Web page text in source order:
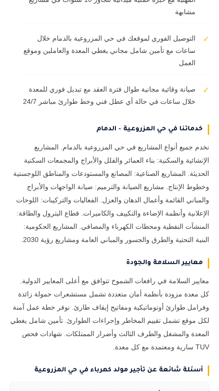
مشابهة
✓
التوصيل الفوري لموقعك في حي المزروعية بالدمام خلال
ساعات مع تأمين شامل مجاني يغطي المعدة والعاملين وموقع
العمل
✓
صيانة وقائية مجانية طوال فترة العقد مع تبديل فوري للمعدة
خلال ساعات في حالة أي عطل فني وخط طوارئ مباشر 24/7
خدماتنا في حي المزروعية - الدمام
نخدم جميع أنواع المشاريع في حي المزروعية بالدمام. المشاريع
الإنشائية والسكنية: بناء العمائر والفلل والأبراج والمجمعات السكنية
الحديثة. المشاريع الصناعية: المصانع والمستودعات والمناطق اللوجستية
وخطوط الإنتاج. مشاريع الصيانة والترميم: صيانة الواجهات والأبراج
والمباني القائمة وأعمال الدهان والعزل. الفعاليات والتركيبات: اللوحات
الإعلانية وأنظمة الإضاءة والتكييف والكاميرات. قطاع البترول والطاقة:
المنشآت النفطية ومحطات الكهرباء والمصافي. المشاريع الحكومية:
البنية التحتية والطرق والجسور والمباني العامة ومشاريع رؤية 2030.
معايير السلامة والجودة
معايير السلامة في رافعات الشموخ تتوافق مع أعلى المعايير الدولية.
كل معدة مزودة بأنظمة أمان متعددة تشمل مستشعرات حمولة زائدة
وفرامل طوارئ أوتوماتيكية ومفاتيح إيقاف طارئ. نوفر خطة عمل آمنة
لكل موقع تشمل تقييم المخاطر وإجراءات الطوارئ. تأمين شامل يغطي
المعدة والمشغل والطرف الثالث وأضرار الممتلكات. شهادات فحص
TUV سارية ومعتمدة مع كل معدة.
أسئلة شائعة عن تأجير مولد كهرباء في حي المزروعية